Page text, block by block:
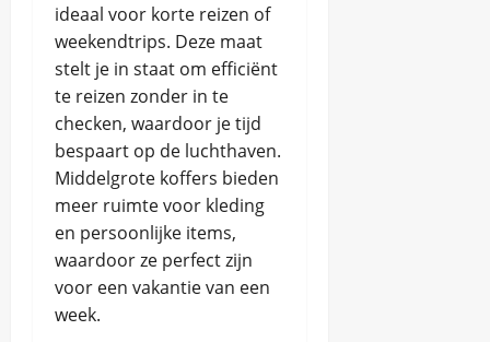
ideaal voor korte reizen of
weekendtrips. Deze maat
stelt je in staat om efficiënt
te reizen zonder in te
checken, waardoor je tijd
bespaart op de luchthaven.
Middelgrote koffers bieden
meer ruimte voor kleding
en persoonlijke items,
waardoor ze perfect zijn
voor een vakantie van een
week.